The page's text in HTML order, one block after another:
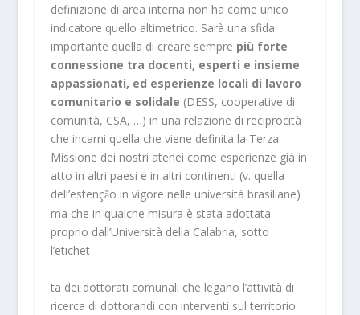
definizione di area interna non ha come unico
indicatore quello altimetrico. Sarà una sfida
importante quella di creare sempre più forte
connessione tra docenti, esperti e insieme
appassionati, ed esperienze locali di lavoro
comunitario e solidale (DESS, cooperative di
comunità, CSA, …) in una relazione di reciprocità
che incarni quella che viene definita la Terza
Missione dei nostri atenei come esperienze già in
atto in altri paesi e in altri continenti (v. quella
dell’estenção in vigore nelle università brasiliane)
ma che in qualche misura è stata adottata
proprio dall’Università della Calabria, sotto
l’etichet
ta dei dottorati comunali che legano l’attività di
ricerca di dottorandi con interventi sul territorio.